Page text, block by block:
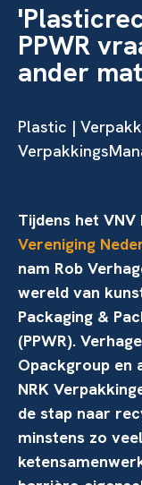
PPWR
ander
Plastic |
Tijdens het
Vereniging
nam Rob
wereld van
Packaging &
(PPWR).
Opackgroup en
NRK
de stap naar
minstens zo